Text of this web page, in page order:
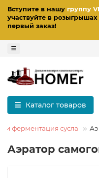
Вступите в нашу группу
участвуйте в розыгрышах
первый заказ!
Каталог товаров
и ферментация сусла
Аэратор